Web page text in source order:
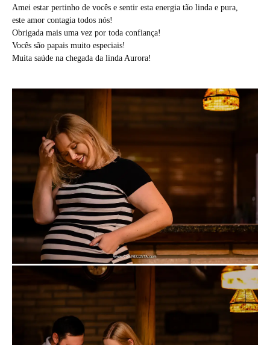
Amei estar pertinho de vocês e sentir esta energia tão linda e pura,
este amor contagia todos nós!
Obrigada mais uma vez por toda confiança!
Vocês são papais muito especiais!
Muita saúde na chegada da linda Aurora!